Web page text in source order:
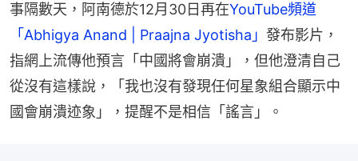
事隔數天，阿南德於12月30日再在YouTube頻道
「Abhigya Anand | Praajna Jyotisha」 發布影片，
指網上流傳他預言「中國將會崩潰」，但他澄清自己
從沒有這樣說，「我也沒有發現任何星象組合顯示中
國會崩潰迹象」，提醒不是相信「謠言」。